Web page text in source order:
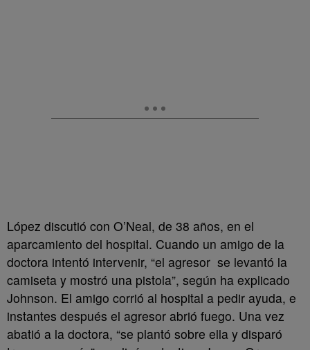
López discutió con O’Neal, de 38 años, en el
aparcamiento del hospital. Cuando un amigo de la
doctora intentó intervenir, “el agresor se levantó la
camiseta y mostró una pistola”, según ha explicado
Johnson. El amigo corrió al hospital a pedir ayuda, e
instantes después el agresor abrió fuego. Una vez
abatió a la doctora, “se plantó sobre ella y disparó